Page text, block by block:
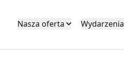
Nasza oferta Wydarzenia